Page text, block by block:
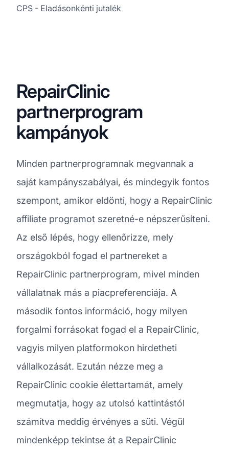
CPS - Eladásonkénti jutalék
RepairClinic
partnerprogram
kampányok
Minden partnerprogramnak megvannak a
saját kampányszabályai, és mindegyik fontos
szempont, amikor eldönti, hogy a RepairClinic
affiliate programot szeretné-e népszerűsíteni.
Az első lépés, hogy ellenőrizze, mely
országokból fogad el partnereket a
RepairClinic partnerprogram, mivel minden
vállalatnak más a piacpreferenciája. A
második fontos információ, hogy milyen
forgalmi forrásokat fogad el a RepairClinic,
vagyis milyen platformokon hirdetheti
vállalkozását. Ezután nézze meg a
RepairClinic cookie élettartamát, amely
megmutatja, hogy az utolsó kattintástól
számítva meddig érvényes a süti. Végül
mindenképp tekintse át a RepairClinic